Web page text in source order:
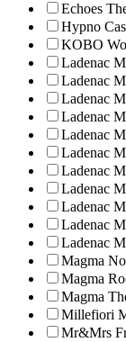
Echoes
Hypno
KOBO
Ladenac
Ladenac
Ladenac
Ladenac
Ladenac
Ladenac
Ladenac
Ladenac
Ladenac
Ladenac
Ladenac
Magma
Magma
Magma
Millefiori
Mr&Mrs